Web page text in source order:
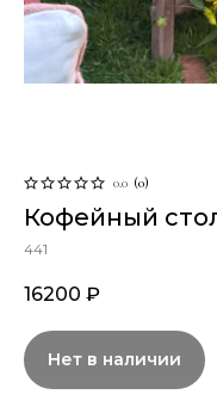
0.0 (0)
Кофейный
441
16200 ₽
Нет в наличии